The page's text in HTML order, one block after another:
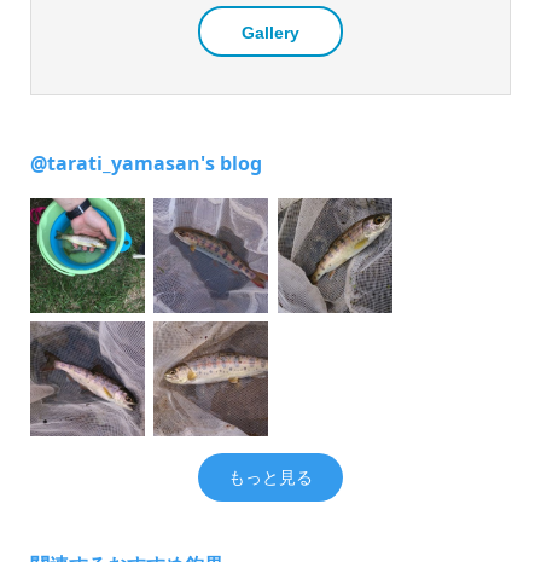
Gallery
@tarati_yamasan's blog
もっと見る